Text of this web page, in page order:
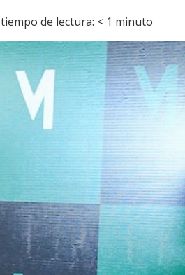
tiempo de lectura: < 1 minuto